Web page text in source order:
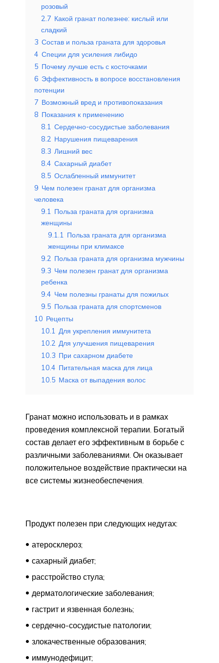
розовый
2.7 Какой гранат полезнее: кислый или
сладкий
3 Состав и польза граната для здоровья
4 Специи для усиления либидо
5 Почему лучше есть с косточками
6 Эффективность в вопросе восстановления
потенции
7 Возможный вред и противопоказания
8 Показания к применению
8.1 Сердечно-сосудистые заболевания
8.2 Нарушения пищеварения
8.3 Лишний вес
8.4 Сахарный диабет
8.5 Ослабленный иммунитет
9 Чем полезен гранат для организма
человека
9.1 Польза граната для организма
женщины
9.1.1 Польза граната для организма
женщины при климаксе
9.2 Польза граната для организма мужчины
9.3 Чем полезен гранат для организма
ребенка
9.4 Чем полезны гранаты для пожилых
9.5 Польза граната для спортсменов
10 Рецепты
10.1 Для укрепления иммунитета
10.2 Для улучшения пищеварения
10.3 При сахарном диабете
10.4 Питательная маска для лица
10.5 Маска от выпадения волос
Гранат можно использовать и в рамках
проведения комплексной терапии. Богатый
состав делает его эффективным в борьбе с
различными заболеваниями. Он оказывает
положительное воздействие практически на
все системы жизнеобеспечения.
Продукт полезен при следующих недугах:
атеросклероз;
сахарный диабет;
расстройство стула;
дерматологические заболевания;
гастрит и язвенная болезнь;
сердечно-сосудистые патологии;
злокачественные образования;
иммунодефицит;